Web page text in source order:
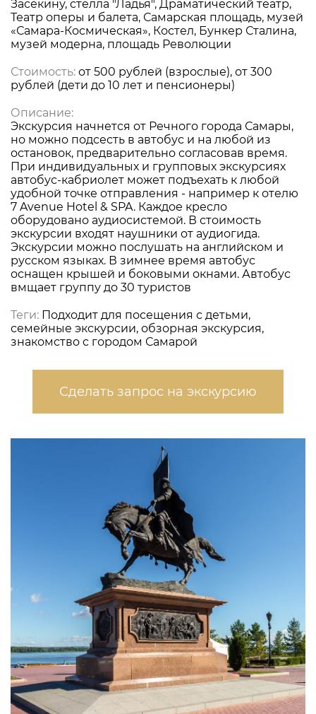
Засекину, стелла "Ладья", Драматический театр,
Театр оперы и балета, Самарская площадь, музей
«Самара-Космическая», Костел, Бункер Сталина,
музей модерна, площадь Революции
Стоимость: от 500 рублей (взрослые), от 300
рублей (дети до 10 лет и пенсионеры)
Описание:
Экскурсия начнется от Речного города Самары,
но можно подсесть в автобус и на любой из
остановок, предварительно согласовав время.
При индивидуальных и групповых экскурсиях
автобус-кабриолет может подъехать к любой
удобной точке отправления - например к отелю
7 Avenue Hotel & SPA. Каждое кресло
оборудовано аудиосистемой. В стоимость
экскурсии входят наушники от аудиогида.
Экскурсии можно послушать на английском и
русском языках. В зимнее время автобус
оснащен крышей и боковыми окнами. Автобус
вмщает группу до 30 туристов
Теги: Подходит для посещения с детьми,
семейные экскурсии, обзорная экскурсия,
знакомство с городом Самарой
Сделать запрос на экскурсию